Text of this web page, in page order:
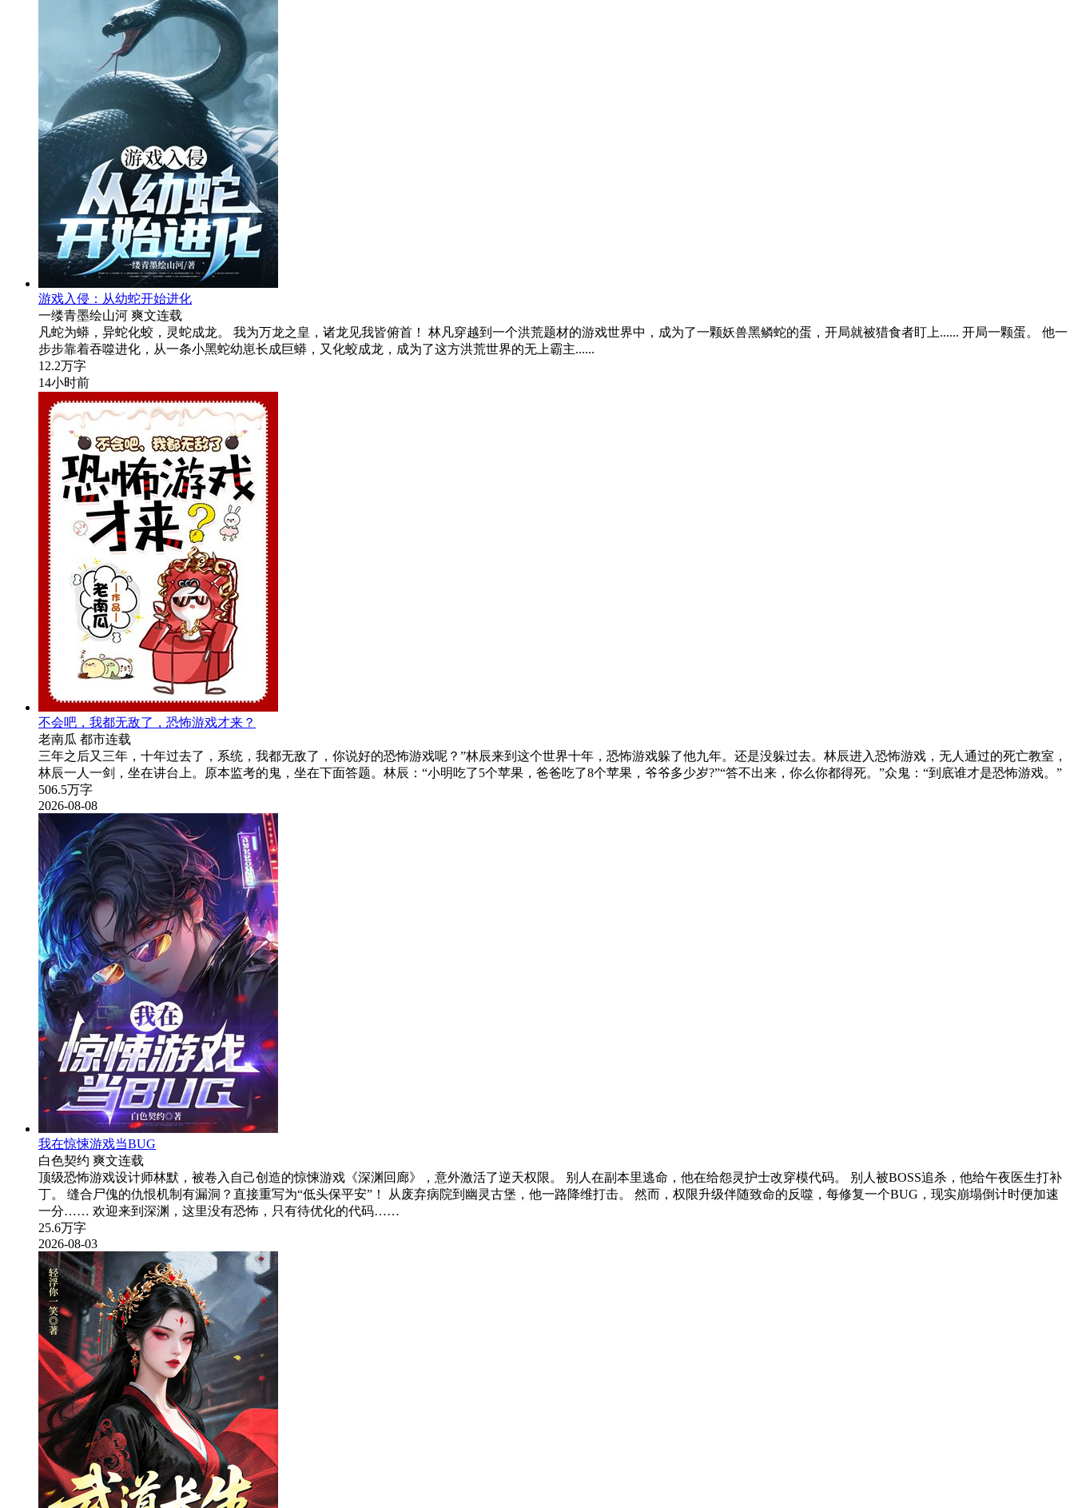
游戏入侵：从幼蛇开始进化
一缕青墨绘山河 爽文连载
凡蛇为蟒，异蛇化蛟，灵蛇成龙。 我为万龙之皇，诸龙见我皆俯首！ 林凡穿越到一个洪荒题材的游戏世界中，成为了一颗妖兽黑鳞蛇的蛋，开局就被猎食者盯上...... 开局一颗蛋。 他一
步步靠着吞噬进化，从一条小黑蛇幼崽长成巨蟒，又化蛟成龙，成为了这方洪荒世界的无上霸主......
12.2万字
14小时前
不会吧，我都无敌了，恐怖游戏才来？
老南瓜 都市连载
三年之后又三年，十年过去了，系统，我都无敌了，你说好的恐怖游戏呢？”林辰来到这个世界十年，恐怖游戏躲了他九年。还是没躲过去。林辰进入恐怖游戏，无人通过的死亡教室，
林辰一人一剑，坐在讲台上。原本监考的鬼，坐在下面答题。林辰：“小明吃了5个苹果，爸爸吃了8个苹果，爷爷多少岁?”“答不出来，你么你都得死。”众鬼：“到底谁才是恐怖游戏。”
506.5万字
2026-08-08
我在惊悚游戏当BUG
白色契约 爽文连载
顶级恐怖游戏设计师林默，被卷入自己创造的惊悚游戏《深渊回廊》，意外激活了逆天权限。 别人在副本里逃命，他在给怨灵护士改穿模代码。 别人被BOSS追杀，他给午夜医生打补
丁。 缝合尸傀的仇恨机制有漏洞？直接重写为“低头保平安”！ 从废弃病院到幽灵古堡，他一路降维打击。 然而，权限升级伴随致命的反噬，每修复一个BUG，现实崩塌倒计时便加速
一分…… 欢迎来到深渊，这里没有恐怖，只有待优化的代码……
25.6万字
2026-08-03